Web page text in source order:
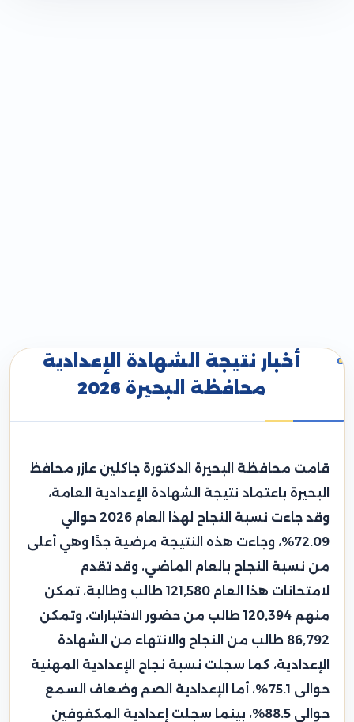
أخبار نتيجة الشهادة الإعدادية
محافظة البحيرة 2026
قامت محافظة البحيرة الدكتورة جاكلين عازر محافظ
البحيرة باعتماد نتيجة الشهادة الإعدادية العامة،
وقد جاءت نسبة النجاح لهذا العام 2026 حوالي
72.09%، وجاءت هذه النتيجة مرضية جدًا وهي أعلى
من نسبة النجاح بالعام الماضي، وقد تقدم
لامتحانات هذا العام 121,580 طالب وطالبة، تمكن
منهم 120,394 طالب من حضور الاختبارات، وتمكن
86,792 طالب من النجاح والانتهاء من الشهادة
الإعدادية، كما سجلت نسبة نجاح الإعدادية المهنية
حوالى 75.1%، أما الإعدادية الصم وضعاف السمع
حوالي 88.5%، بينما سجلت إعدادية المكفوفين